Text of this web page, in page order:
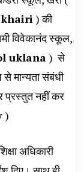
khairi ) की
विवेकानंद स्कूल,
uklana ) से
मान्यता संबंधी
प्रस्तुत नहीं कर
)
अधिकारी